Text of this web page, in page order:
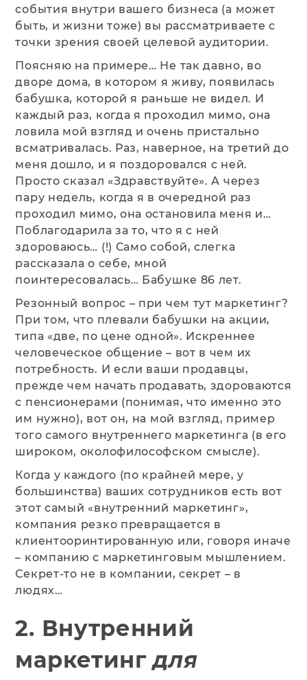
события внутри вашего бизнеса (а может
быть, и жизни тоже) вы рассматриваете с
точки зрения своей целевой аудитории.
Поясняю на примере… Не так давно, во
дворе дома, в котором я живу, появилась
бабушка, которой я раньше не видел. И
каждый раз, когда я проходил мимо, она
ловила мой взгляд и очень пристально
всматривалась. Раз, наверное, на третий до
меня дошло, и я поздоровался с ней.
Просто сказал «Здравствуйте». А через
пару недель, когда я в очередной раз
проходил мимо, она остановила меня и…
Поблагодарила за то, что я с ней
здороваюсь… (!) Само собой, слегка
рассказала о себе, мной
поинтересовалась… Бабушке 86 лет.
Резонный вопрос – при чем тут маркетинг?
При том, что плевали бабушки на акции,
типа «две, по цене одной». Искреннее
человеческое общение – вот в чем их
потребность. И если ваши продавцы,
прежде чем начать продавать, здороваются
с пенсионерами (понимая, что именно это
им нужно), вот он, на мой взгляд, пример
того самого внутреннего маркетинга (в его
широком, околофилософском смысле).
Когда у каждого (по крайней мере, у
большинства) ваших сотрудников есть вот
этот самый «внутренний маркетинг»,
компания резко превращается в
клиентооринтированную или, говоря иначе
– компанию с маркетинговым мышлением.
Секрет-то не в компании, секрет – в
людях…
2. Внутренний
маркетингдля